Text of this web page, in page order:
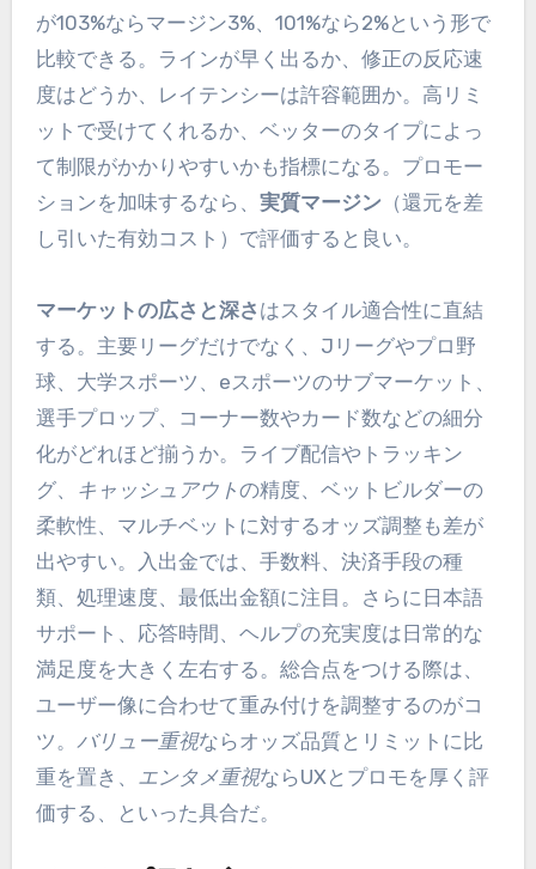
が103%ならマージン3%、101%なら2%という形で
比較できる。ラインが早く出るか、修正の反応速
度はどうか、レイテンシーは許容範囲か。高リミ
ットで受けてくれるか、ベッターのタイプによっ
て制限がかかりやすいかも指標になる。プロモー
ションを加味するなら、 実質マージン（還元を差
し引いた有効コスト）で評価すると良い。
マーケットの広さと深さ はスタイル適合性に直結
する。主要リーグだけでなく、Jリーグやプロ野
球、大学スポーツ、eスポーツのサブマーケット、
選手プロップ、コーナー数やカード数などの細分
化がどれほど揃うか。ライブ配信やトラッキン
グ、
キャッシュアウトの精度、ベットビルダーの
柔軟性、マルチベットに対するオッズ調整も差が
出やすい。入出金では、手数料、決済手段の種
類、処理速度、最低出金額に注目。さらに日本語
サポート、応答時間、ヘルプの充実度は日常的な
満足度を大きく左右する。総合点をつける際は、
ユーザー像に合わせて重み付けを調整するのがコ
ツ。 バリュー重視ならオッズ品質とリミットに比
重を置き、 エンタメ重視ならUXとプロモを厚く評
価する、といった具合だ。